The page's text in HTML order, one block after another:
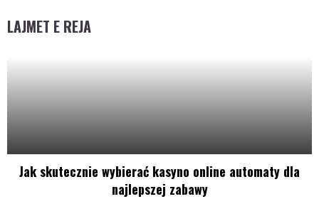
LAJMET E REJA
Jak skutecznie wybierać kasyno online automaty dla
najlepszej zabawy